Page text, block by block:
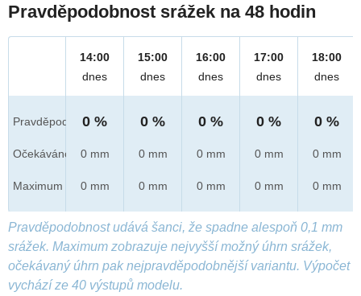
Pravděpodobnost srážek na 48 hodin
Pravděpod.
Očekáváno
Maximum
14:00
dnes
0 %
0 mm
0 mm
15:00
dnes
0 %
0 mm
0 mm
16:00
dnes
0 %
0 mm
0 mm
17:00
dnes
0 %
0 mm
0 mm
18:00
dnes
0 %
0 mm
0 mm
Pravděpodobnost udává šanci, že spadne alespoň 0,1 mm
srážek. Maximum zobrazuje nejvyšší možný úhrn srážek,
očekávaný úhrn pak nejpravděpodobnější variantu. Výpočet
vychází ze 40 výstupů modelu.